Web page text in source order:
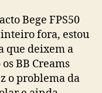
Bege FPS50
fora, estou
que deixem a
BB Creams
o problema da